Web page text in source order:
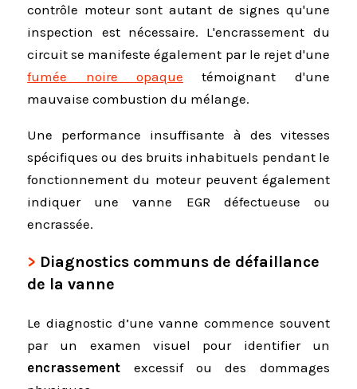
contrôle moteur sont autant de signes qu'une
inspection est nécessaire. L'encrassement du
circuit se manifeste également par le rejet d'une
fumée noire opaque témoignant d'une
mauvaise combustion du mélange.
Une performance insuffisante à des vitesses
spécifiques ou des bruits inhabituels pendant le
fonctionnement du moteur peuvent également
indiquer une vanne EGR défectueuse ou
encrassée.
Diagnostics communs de défaillance
de la vanne
Le diagnostic d’une vanne commence souvent
par un examen visuel pour identifier un
encrassement excessif ou des dommages